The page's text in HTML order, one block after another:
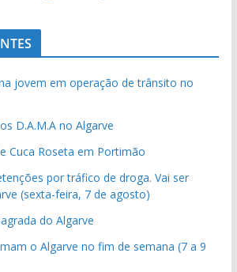
jovem em operação de trânsito no
D.A.M.A no Algarve
Cuca Roseta em Portimão
por tráfico de droga. Vai ser
(sexta-feira, 7 de agosto)
do Algarve
o Algarve no fim de semana (7 a 9